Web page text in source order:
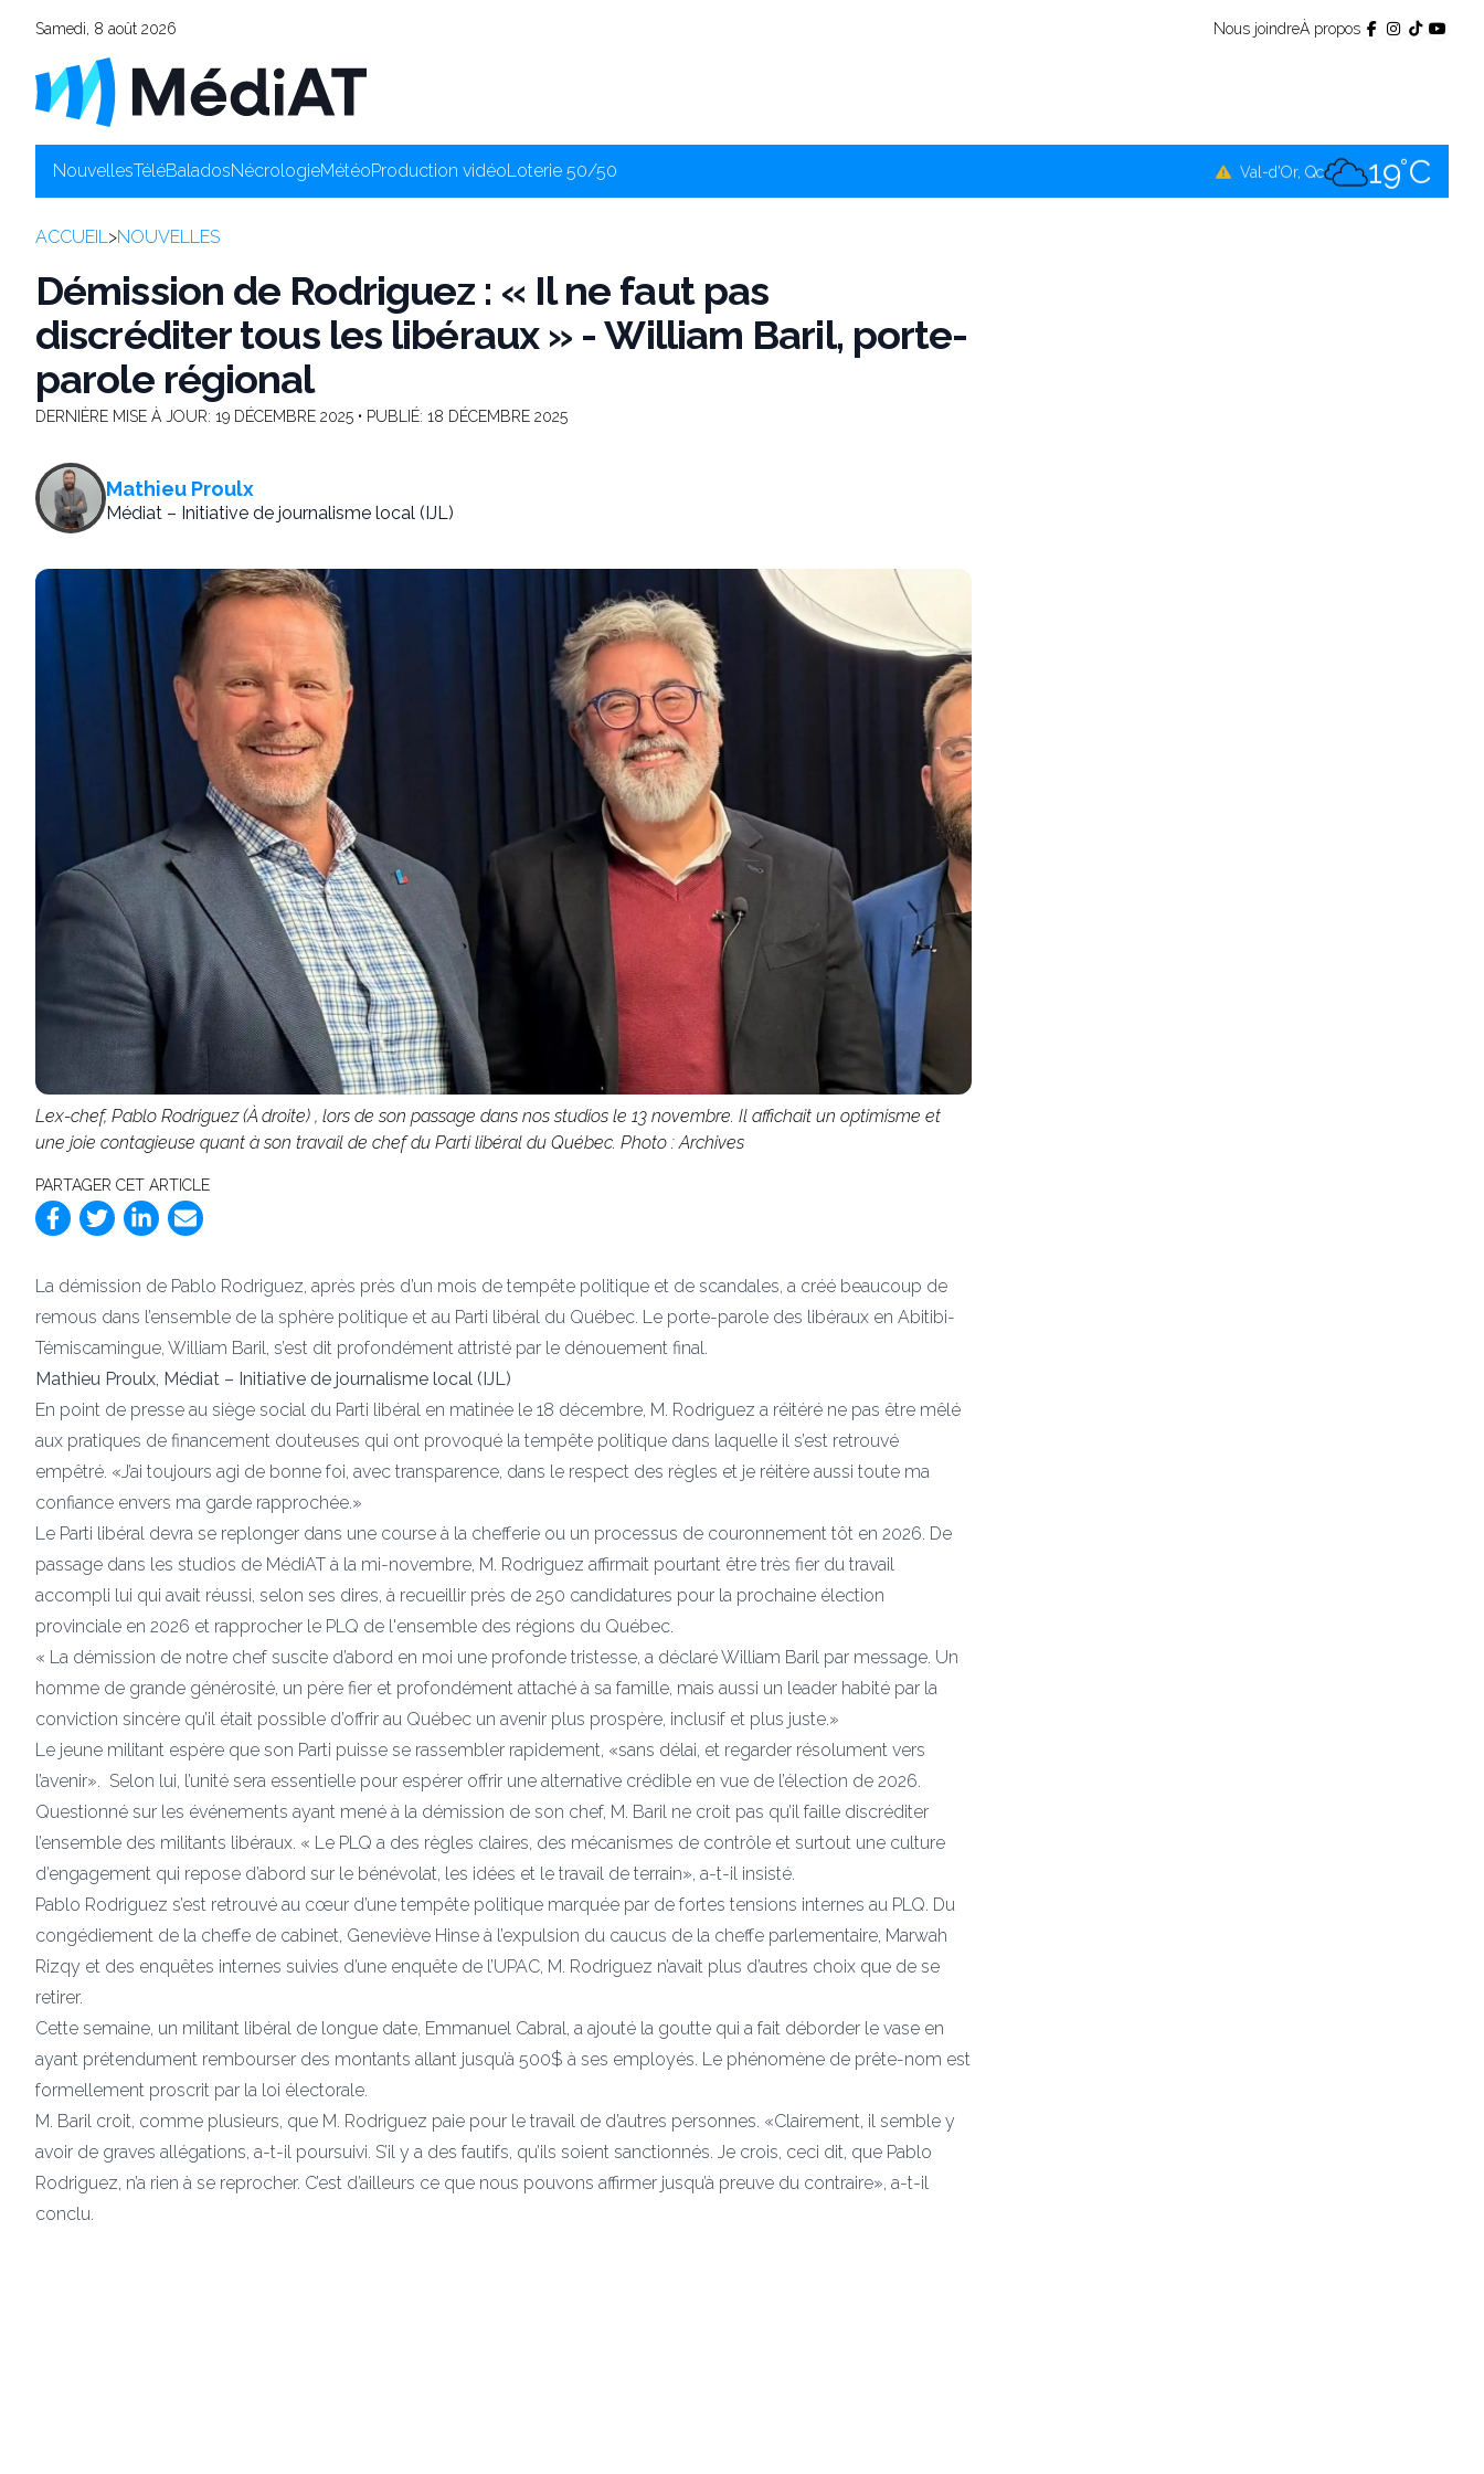
Samedi, 8 août 2026 Nous joindreÀ propos
NouvellesTéléBaladosNécrologieMétéoProduction vidéoLoterie 50/50 Val-d'Or, Qc 19°C
ACCUEIL>NOUVELLES
Démission de Rodriguez : « Il ne faut pas
discréditer tous les libéraux » - William Baril, porte-
parole régional
DERNIÈRE MISE À JOUR: 19 DÉCEMBRE 2025 • PUBLIÉ: 18 DÉCEMBRE 2025
Mathieu Proulx
Médiat – Initiative de journalisme local (IJL)
Lex-chef, Pablo Rodriguez (À droite) , lors de son passage dans nos studios le 13 novembre. Il affichait un optimisme et
une joie contagieuse quant à son travail de chef du Parti libéral du Québec. Photo : Archives
PARTAGER CET ARTICLE
La démission de Pablo Rodriguez, après près d’un mois de tempête politique et de scandales, a créé beaucoup de
remous dans l’ensemble de la sphère politique et au Parti libéral du Québec. Le porte-parole des libéraux en Abitibi-
Témiscamingue, William Baril, s’est dit profondément attristé par le dénouement final.
Mathieu Proulx, Médiat – Initiative de journalisme local (IJL)
En point de presse au siège social du Parti libéral en matinée le 18 décembre, M. Rodriguez a réitéré ne pas être mêlé
aux pratiques de financement douteuses qui ont provoqué la tempête politique dans laquelle il s’est retrouvé
empêtré. «J’ai toujours agi de bonne foi, avec transparence, dans le respect des règles et je réitère aussi toute ma
confiance envers ma garde rapprochée.»
Le Parti libéral devra se replonger dans une course à la chefferie ou un processus de couronnement tôt en 2026. De
passage dans les studios de MédiAT à la mi-novembre, M. Rodriguez affirmait pourtant être très fier du travail
accompli lui qui avait réussi, selon ses dires, à recueillir près de 250 candidatures pour la prochaine élection
provinciale en 2026 et rapprocher le PLQ de l'ensemble des régions du Québec.
« La démission de notre chef suscite d’abord en moi une profonde tristesse, a déclaré William Baril par message. Un
homme de grande générosité, un père fier et profondément attaché à sa famille, mais aussi un leader habité par la
conviction sincère qu’il était possible d’offrir au Québec un avenir plus prospère, inclusif et plus juste.»
Le jeune militant espère que son Parti puisse se rassembler rapidement, «sans délai, et regarder résolument vers
l’avenir». Selon lui, l’unité sera essentielle pour espérer offrir une alternative crédible en vue de l’élection de 2026.
Questionné sur les événements ayant mené à la démission de son chef, M. Baril ne croit pas qu’il faille discréditer
l’ensemble des militants libéraux. « Le PLQ a des règles claires, des mécanismes de contrôle et surtout une culture
d’engagement qui repose d’abord sur le bénévolat, les idées et le travail de terrain», a-t-il insisté.
Pablo Rodriguez s’est retrouvé au cœur d’une tempête politique marquée par de fortes tensions internes au PLQ. Du
congédiement de la cheffe de cabinet, Geneviève Hinse à l’expulsion du caucus de la cheffe parlementaire, Marwah
Rizqy et des enquêtes internes suivies d’une enquête de l’UPAC, M. Rodriguez n’avait plus d’autres choix que de se
retirer.
Cette semaine, un militant libéral de longue date, Emmanuel Cabral, a ajouté la goutte qui a fait déborder le vase en
ayant prétendument rembourser des montants allant jusqu’à 500$ à ses employés. Le phénomène de prête-nom est
formellement proscrit par la loi électorale.
M. Baril croit, comme plusieurs, que M. Rodriguez paie pour le travail de d’autres personnes. «Clairement, il semble y
avoir de graves allégations, a-t-il poursuivi. S’il y a des fautifs, qu’ils soient sanctionnés. Je crois, ceci dit, que Pablo
Rodriguez, n’a rien à se reprocher. C’est d’ailleurs ce que nous pouvons affirmer jusqu’à preuve du contraire», a-t-il
conclu.